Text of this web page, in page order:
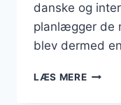
danske og
planlægger de
blev dermed
LÆS MERE